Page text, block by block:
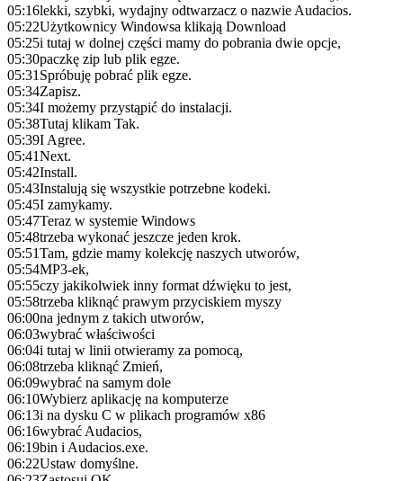
05:16lekki, szybki, wydajny odtwarzacz o nazwie Audacios.
05:22Użytkownicy Windowsa klikają Download
05:25i tutaj w dolnej części mamy do pobrania dwie opcje,
05:30paczkę zip lub plik egze.
05:31Spróbuję pobrać plik egze.
05:34Zapisz.
05:34I możemy przystąpić do instalacji.
05:38Tutaj klikam Tak.
05:39I Agree.
05:41Next.
05:42Install.
05:43Instalują się wszystkie potrzebne kodeki.
05:45I zamykamy.
05:47Teraz w systemie Windows
05:48trzeba wykonać jeszcze jeden krok.
05:51Tam, gdzie mamy kolekcję naszych utworów,
05:54MP3-ek,
05:55czy jakikolwiek inny format dźwięku to jest,
05:58trzeba kliknąć prawym przyciskiem myszy
06:00na jednym z takich utworów,
06:03wybrać właściwości
06:04i tutaj w linii otwieramy za pomocą,
06:08trzeba kliknąć Zmień,
06:09wybrać na samym dole
06:10Wybierz aplikację na komputerze
06:13i na dysku C w plikach programów x86
06:16wybrać Audacios,
06:19bin i Audacios.exe.
06:22Ustaw domyślne.